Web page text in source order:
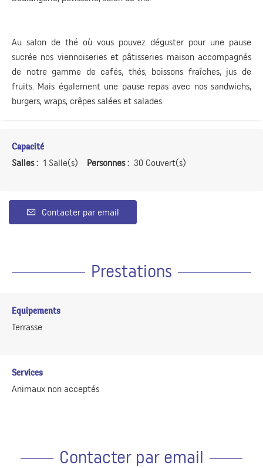
Au salon de thé où vous pouvez déguster pour une pause
sucrée nos viennoiseries et pâtisseries maison accompagnés
de notre gamme de cafés, thés, boissons fraîches, jus de
fruits. Mais également une pause repas avec nos sandwichs,
burgers, wraps, crêpes salées et salades.
Capacité
Salles : 1 Salle(s) Personnes : 30 Couvert(s)
Contacter par email
Prestations
Equipements
Terrasse
Services
Animaux non acceptés
Contacter par email